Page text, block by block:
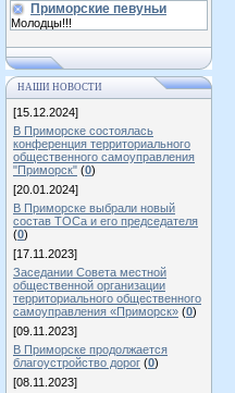
Приморские певуньи
Молодцы!!!
НАШИ НОВОСТИ
[15.12.2024]
В Приморске состоялась
конференция территориального
общественного самоуправления
"Приморск" (0)
[20.01.2024]
В Приморске выбрали новый
состав ТОСа и его председателя
(0)
[17.11.2023]
Заседании Совета местной
общественной организации
территориального общественного
самоуправления «Приморск» (0)
[09.11.2023]
В Приморске продолжается
благоустройство дорог (0)
[08.11.2023]